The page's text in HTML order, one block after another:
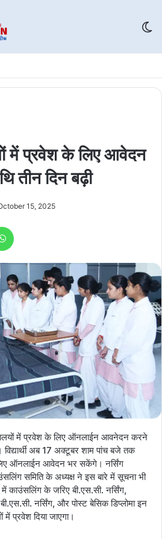
में प्रवेश के लिए आवेदन
तीन दिन बढ़ी
15, 2025
में प्रवेश के लिए ऑनलाईन आवनेदन करने
विद्यार्थी अब 17 अक्टूबर शाम पांच बजे तक
ऑनलाईन आवेदन भर सकेंगे। नर्सिंग
समिति के अध्यक्ष ने इस बारे में सूचना भी
काउंसलिंग के जरिए बी.एस.सी. नर्सिंग,
नर्सिंग, और पोस्ट बेसिक डिप्लोमा इन
में प्रवेश दिया जाएगा।